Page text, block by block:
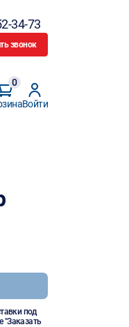
34-73
звонок
0
Войти
под
"Заказать